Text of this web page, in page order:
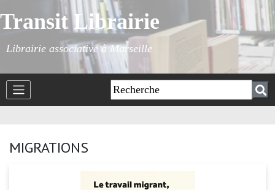
Transit Librairie
Librairie associative à Marseille
MIGRATIONS